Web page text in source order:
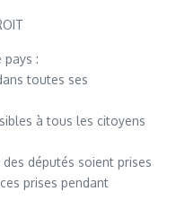
:
toutes ses
à tous les citoyens
députés soient prises
prises pendant